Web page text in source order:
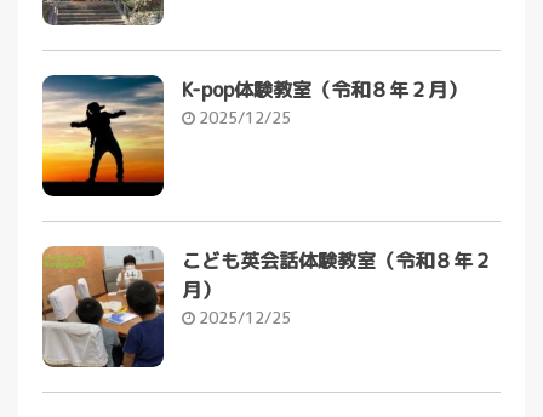
K-pop体験教室（令和８年２月）
2025/12/25
こども英会話体験教室（令和８年２
月）
2025/12/25